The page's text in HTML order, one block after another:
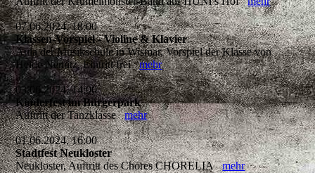
07.06.2024, 18:00
Klassen-Vorspiel - Violine & Klavier
Aula der Musikschule in Wismar, Vorspiel der Klasse von
Heide Nemitz, Eintritt freimehr
03.06.2024, 14:00
Kinderfest im Bürgerpark
Auftritt der Tanzklassemehr
01.06.2024, 16:00
Stadtfest Neukloster
Neukloster, Auftritt des Chores CHORELIAmehr